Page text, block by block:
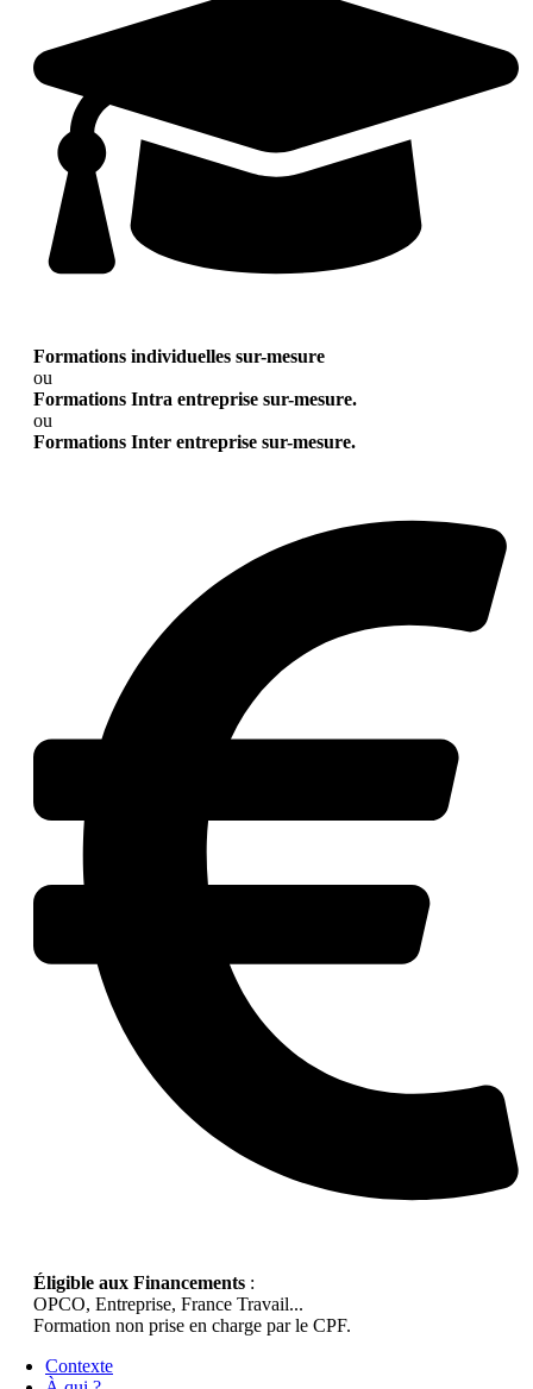
Formations individuelles sur-mesure
ou
Formations Intra entreprise sur-mesure.
ou
Formations Inter entreprise sur-mesure.
Éligible aux Financements :
OPCO, Entreprise, France Travail...
Formation non prise en charge par le CPF.
Contexte